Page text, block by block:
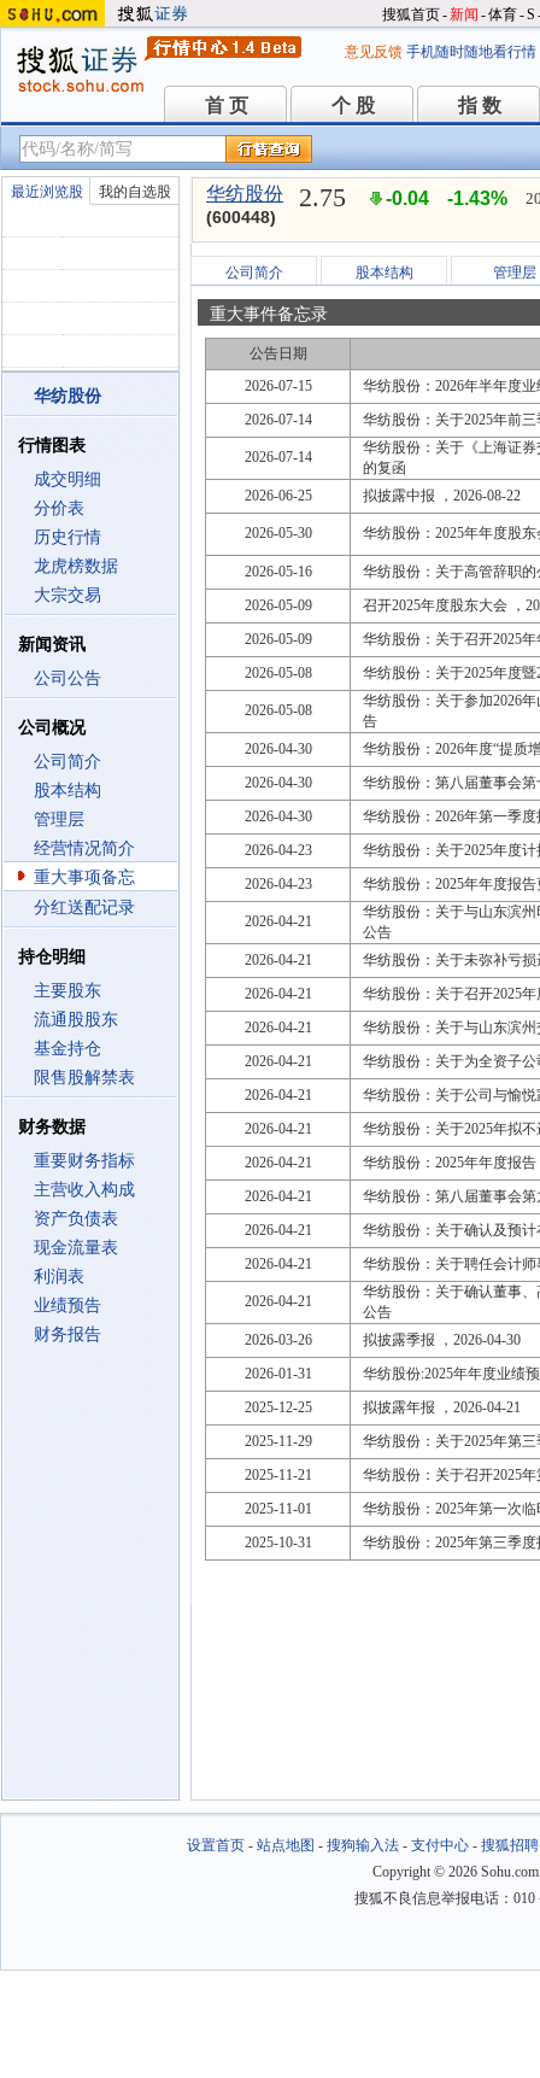
搜狐首页-新闻 -体育-S
意见反馈 手机随时随地看行情
首 页
首 页 个 股
个 股 指 数
指 数
最近浏览股 我的自选股
华纺股份
行情图表
成交明细
分价表
历史行情
龙虎榜数据
大宗交易
新闻资讯
公司公告
公司概况
公司简介
股本结构
管理层
经营情况简介
重大事项备忘
分红送配记录
持仓明细
主要股东
流通股股东
基金持仓
限售股解禁表
财务数据
重要财务指标
主营收入构成
资产负债表
现金流量表
利润表
业绩预告
财务报告
华纺股份
(600448)
2.75 -0.04 -1.43%
公司简介 股本结构 管理层
重大事件备忘录
公告日期
2026-07-15
华纺股份：2026年半年度
2026-07-14
华纺股份：关于2025年前
2026-07-14
华纺股份：关于《上海证
的复函
2026-06-25
拟披露中报 ，2026-08-22
2026-05-30 华纺股份：2025年年度股
2026-05-16
华纺股份：关于高管辞职的
2026-05-09
召开2025年度股东大会 ，
2026-05-09
华纺股份：关于召开2025
2026-05-08
华纺股份：关于2025年度
2026-05-08
华纺股份：关于参加2026
告
2026-04-30
华纺股份：2026年度“提质
2026-04-30
华纺股份：第八届董事会
2026-04-30
华纺股份：2026年第一季度
2026-04-23
华纺股份：关于2025年度
2026-04-23
华纺股份：2025年年度报
2026-04-21
华纺股份：关于与山东滨
公告
2026-04-21
华纺股份：关于未弥补亏
2026-04-21
华纺股份：关于召开2025
2026-04-21
华纺股份：关于与山东滨
2026-04-21
华纺股份：关于为全资子
2026-04-21
华纺股份：关于公司与愉
2026-04-21
华纺股份：关于2025年拟
2026-04-21
华纺股份：2025年年度报告
2026-04-21
华纺股份：第八届董事会
2026-04-21
华纺股份：关于确认及预
2026-04-21
华纺股份：关于聘任会计
2026-04-21
华纺股份：关于确认董事
公告
2026-03-26
拟披露季报 ，2026-04-30
2026-01-31
华纺股份:2025年年度业绩
2025-12-25
拟披露年报 ，2026-04-21
2025-11-29
华纺股份：关于2025年第
2025-11-21
华纺股份：关于召开2025
2025-11-01
华纺股份：2025年第一次
2025-10-31
华纺股份：2025年第三季度
设置首页- 站点地图 - 搜狗输入法- 支付中心- 搜狐招聘
Copyright © 2026
搜狐不良信息举报电话：010